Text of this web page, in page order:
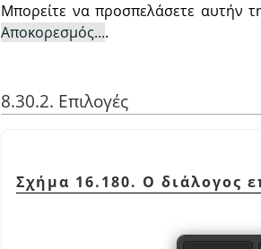
Μπορείτε να προσπελάσετε αυτήν
Αποκορεσμός....
8.30.2. Επιλογές
Σχήμα 16.180. Ο διάλογος